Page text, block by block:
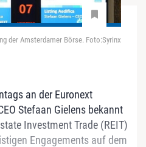
der Amsterdamer Börse. Foto:Syrinx
an der Euronext
Stefaan Gielens bekannt
Investment Trade (REIT)
Engagements auf dem